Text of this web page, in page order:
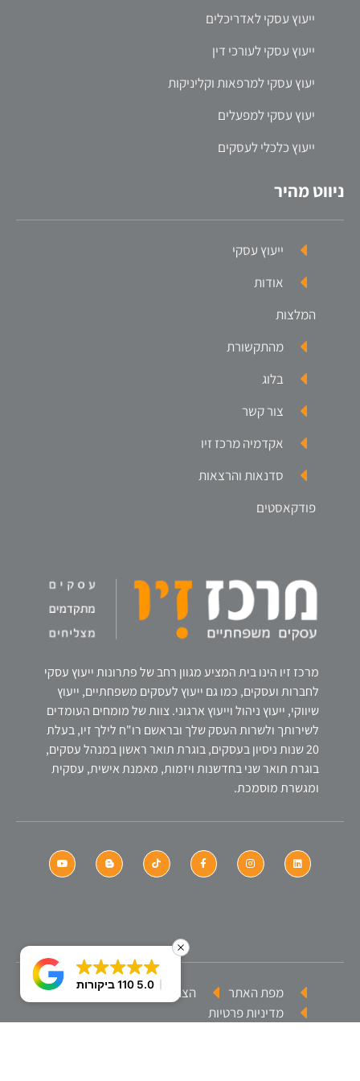
מרכז זיו הינו בית המציע מגוון רחב של פתרונות ייעוץ עסקי
לחברות ועסקים, כמו גם ייעוץ לעסקים משפחתיים, ייעוץ
שיווקי, ייעוץ ניהול וייעוץ ארגוני. צוות של מומחים העומדים
לשירותך ולשרות העסק שלך ובראשם רו"ח לילך זיו, בעלת
20 שנות ניסיון בעסקים, בוגרת תואר ראשון במנהל עסקים,
בוגרת תואר שני בחדשנות ויזמות, מאמנת אישית, עסקית
ומגשרת מוסמכת.
ניווט מהיר
ייעוץ עסקי
אודות
המלצות
מהתקשורת
בלוג
צור קשר
אקדמיה מרכז זיו
סדנאות והרצאות
פודקאסטים
ייעוץ עסקי לאדריכלים
ייעוץ עסקי לעורכי דין
יעוץ עסקי למרפאות וקליניקות
יעוץ עסקי למפעלים
ייעוץ כלכלי לעסקים
מפת האתר
הצהרת נגישות
מדיניות פרטיות
5.0